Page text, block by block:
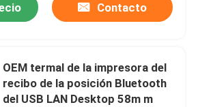
Contacto
OEM termal de la impresora del
recibo de la posición Bluetooth
del USB LAN Desktop 58m m